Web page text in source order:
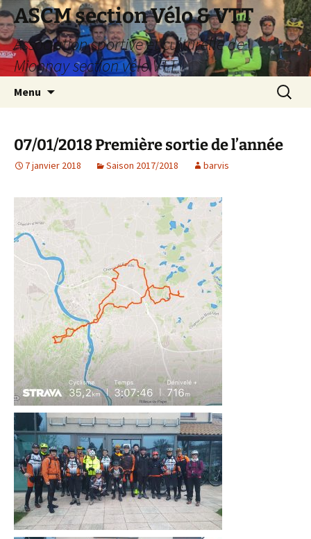
Aller
au
contenu
ASCM section Vélo & VTT
Association sportive et culturelle de
Mionnay section vélo VTT
Menu
07/01/2018 Première sortie de l’année
7 janvier 2018 Saison 2017/2018 barvis